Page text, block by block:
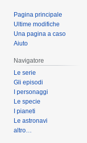
Pagina principale
Ultime modifiche
Una pagina a caso
Aiuto
Navigatore
Le serie
Gli episodi
I personaggi
Le specie
I pianeti
Le astronavi
altro…